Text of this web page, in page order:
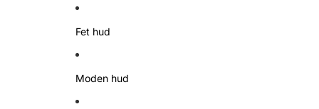
Fet hud
Moden hud